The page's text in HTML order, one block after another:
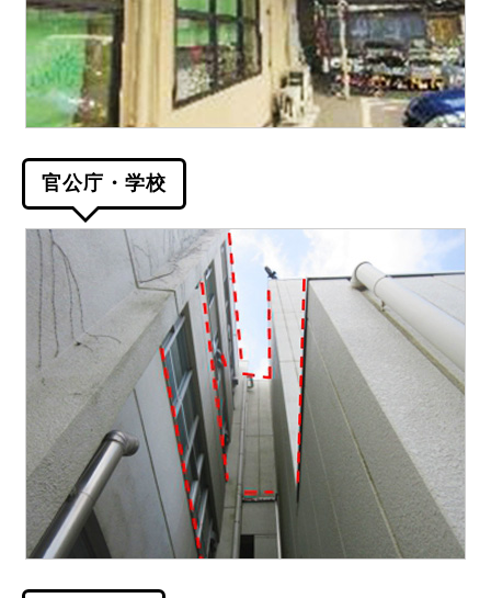
官公庁・学校